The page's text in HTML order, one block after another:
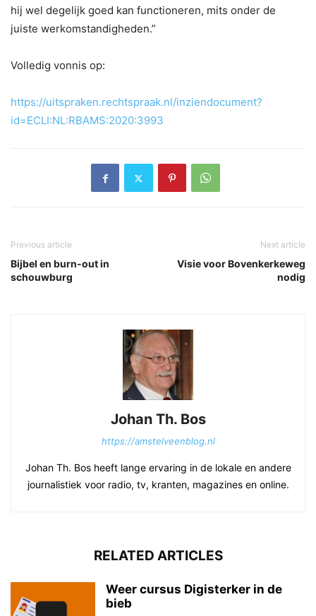
hij wel degelijk goed kan functioneren, mits onder de
juiste werkomstandigheden.”
Volledig vonnis op:
https://uitspraken.rechtspraak.nl/inziendocument?
id=ECLI:NL:RBAMS:2020:3993
Previous article
Bijbel en burn-out in
schouwburg
Next article
Visie voor Bovenkerkeweg
nodig
Johan Th. Bos
https://amstelveenblog.nl
Johan Th. Bos heeft lange ervaring in de lokale en andere
journalistiek voor radio, tv, kranten, magazines en online.
RELATED ARTICLES
Weer cursus Digisterker in de
bieb